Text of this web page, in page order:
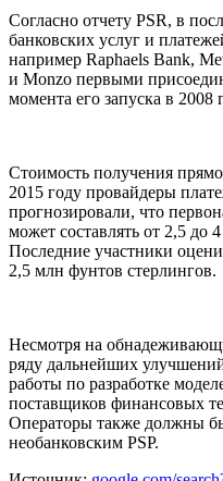
Согласно отчету PSR, в
банковских услуг и
например Raphaels Bank,
и Monzo первыми
момента его запуска в 2008
Стоимость получения
2015 году провайдеры
прогнозировали, что
может составлять от 2,5 до
Последние участники
2,5 млн фунтов стерлингов.
Несмотря на
ряду дальнейших
работы по разработке
поставщиков финансовых
Операторы также должны
необанковским PSP.